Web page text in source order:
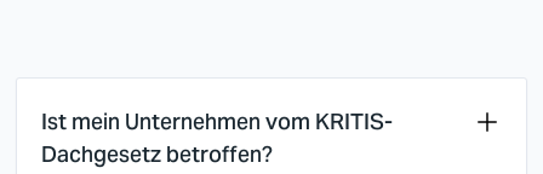
Ist mein Unternehmen vom KRITIS-
Dachgesetz betroffen?